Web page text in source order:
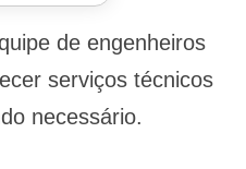
de engenheiros
serviços técnicos
necessário.